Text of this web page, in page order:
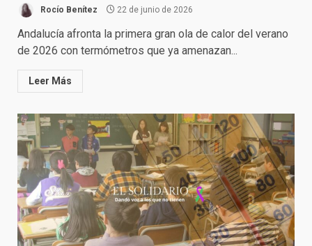
Rocío Benítez 22 de junio de 2026
Andalucía afronta la primera gran ola de calor del verano
de 2026 con termómetros que ya amenazan...
Leer Más